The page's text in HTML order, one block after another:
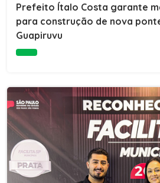
Prefeito Ítalo Costa garante
para construção de nova
Guapiruvu